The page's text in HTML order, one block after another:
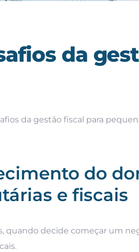
da
da gestão fiscal para
do
e fiscais
quando decide começar um